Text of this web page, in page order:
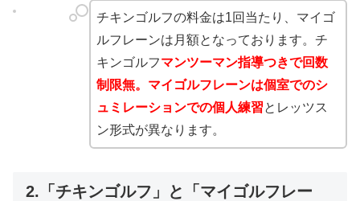
チキンゴルフの料金は1回当たり、マイゴ
ルフレーンは月額となっております。チ
キンゴルフマンツーマン指導つきで回数
制限無。マイゴルフレーンは個室でのシ
ュミレーションでの個人練習とレッツス
ン形式が異なります。
2.「チキンゴルフ」と「マイゴルフレー